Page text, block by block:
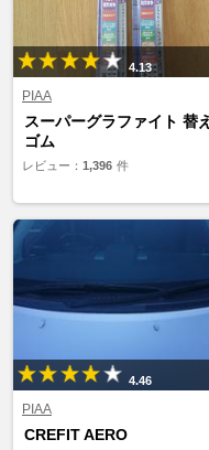
4.13
PIAA
スーパーグラファイト 替え
ゴム
レビュー： 1,396 件
4.46
PIAA
CREFIT AERO